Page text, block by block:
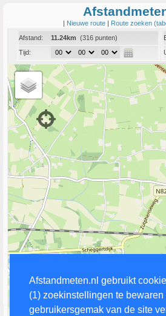
Afstandmeten.nl gebruikt
(1) zoekinstellingen te bewaren
gebruikersgemak van de site
| Nieuwe route | Route zoeken
Afstand:
11.24km (316 punten)
Tijd:
Coord:
Info:Link naar deze route